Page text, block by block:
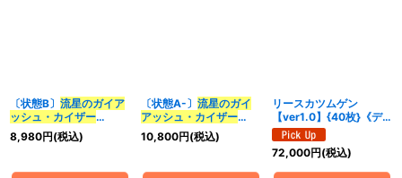
〔状態B〕 流星のガイア
ッシュ・カイザー
【SR】{26SD1H1
秘/16}《多》
8,980円(税込)
〔状態A-〕 流星のガイ
アッシュ・カイザー
【SR】{26SD1H1
秘/16}《多》
10,800円(税込)
リースカツムゲン
【ver1.0】{40枚}《デ
ッキ販売》
72,000円(税込)